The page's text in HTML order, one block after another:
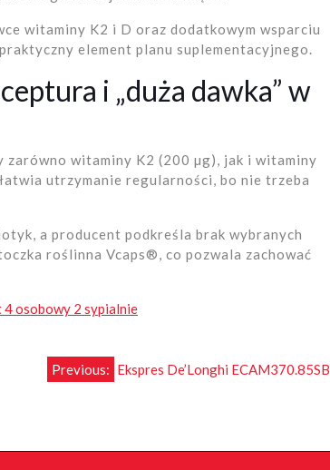
witaminy K2 i D oraz dodatkowym wsparciu
element planu suplementacyjnego.
i „duża dawka” w
zarówno witaminy K2 (200 µg), jak i witaminy
utrzymanie regularności, bo nie trzeba
a producent podkreśla brak wybranych
roślinna Vcaps®, co pozwala zachować
4 osobowy 2 sypialnie
Previous: Ekspres De’Longhi ECAM370.85SB